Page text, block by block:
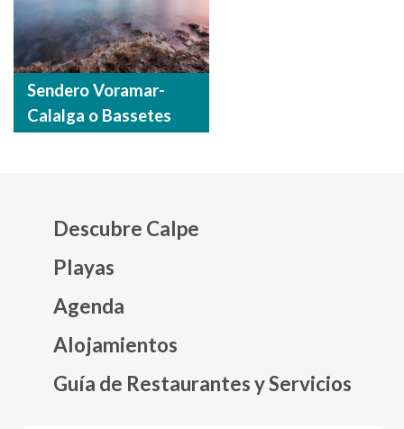
Sendero Voramar-
Calalga o Bassetes
Descubre Calpe
Playas
Agenda
Alojamientos
Guía de Restaurantes y Servicios